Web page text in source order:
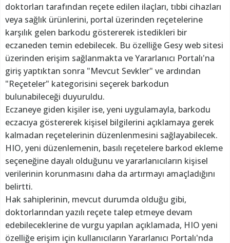
doktorları tarafından reçete edilen ilaçları, tıbbi cihazları
veya sağlık ürünlerini, portal üzerinden reçetelerine
karşılık gelen barkodu göstererek istedikleri bir
eczaneden temin edebilecek. Bu özelliğe Gesy web sitesi
üzerinden erişim sağlanmakta ve Yararlanıcı Portalı'na
giriş yaptıktan sonra "Mevcut Sevkler" ve ardından
"Reçeteler" kategorisini seçerek barkodun
bulunabileceği duyuruldu.
Eczaneye giden kişiler ise, yeni uygulamayla, barkodu
eczacıya göstererek kişisel bilgilerini açıklamaya gerek
kalmadan reçetelerinin düzenlenmesini sağlayabilecek.
HIO, yeni düzenlemenin, basılı reçetelere barkod ekleme
seçeneğine dayalı olduğunu ve yararlanıcıların kişisel
verilerinin korunmasını daha da artırmayı amaçladığını
belirtti.
Hak sahiplerinin, mevcut durumda olduğu gibi,
doktorlarından yazılı reçete talep etmeye devam
edebileceklerine de vurgu yapılan açıklamada, HIO yeni
özelliğe erişim için kullanıcıların Yararlanıcı Portalı'nda